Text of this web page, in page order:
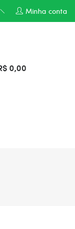
Minha conta
0,00